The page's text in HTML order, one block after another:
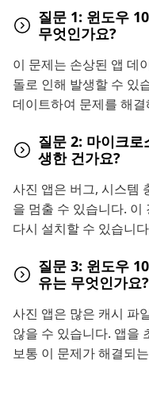
질문 1: 윈도우
무엇인가요?
이 문제는 손상된 앱 데
돌로 인해 발생할 수 있
데이트하여 문제를 해
질문 2: 마이크
생한 건가요?
사진 앱은 버그, 시스템
을 멈출 수 있습니다.
다시 설치할 수 있습니
질문 3: 윈도우
유는 무엇인가요?
사진 앱은 많은 캐시 파
않을 수 있습니다. 앱을
보통 이 문제가 해결되